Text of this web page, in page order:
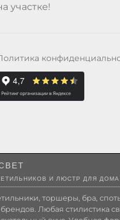
участке!
И ЛЮСТР ДЛЯ ДОМА
торшеры, бра,
Любая стилистика